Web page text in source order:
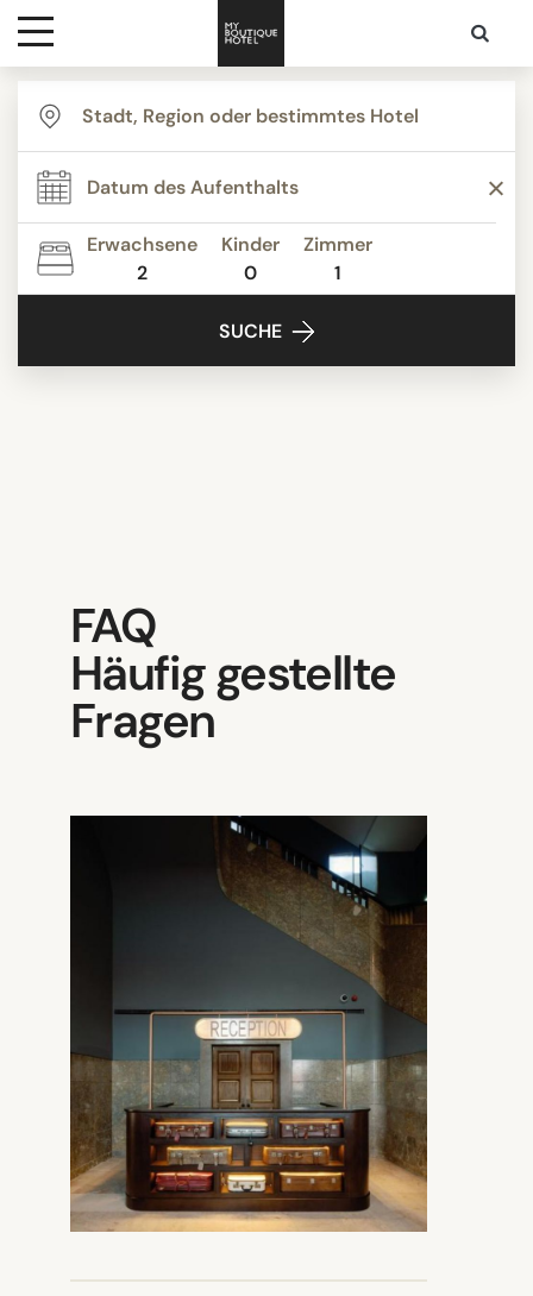
Ziele
Hotelarten
Kontakt
Erwachsene
2
Kinder
0
Zimmer
1
SUCHE
FAQ
Häufig gestellte
Fragen